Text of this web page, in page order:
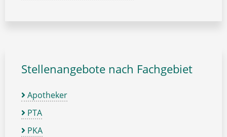
Stellenangebote nach Fachgebiet
Apotheker
PTA
PKA